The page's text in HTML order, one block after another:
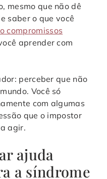
mesmo que não dê
saber o que você
compromissos
aprender com
perceber que não
Você só
com algumas
que o impostor
agir.
ajuda
a síndrome